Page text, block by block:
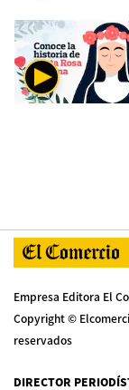
Empresa Editora El
Copyright ©
reservados
DIRECTOR